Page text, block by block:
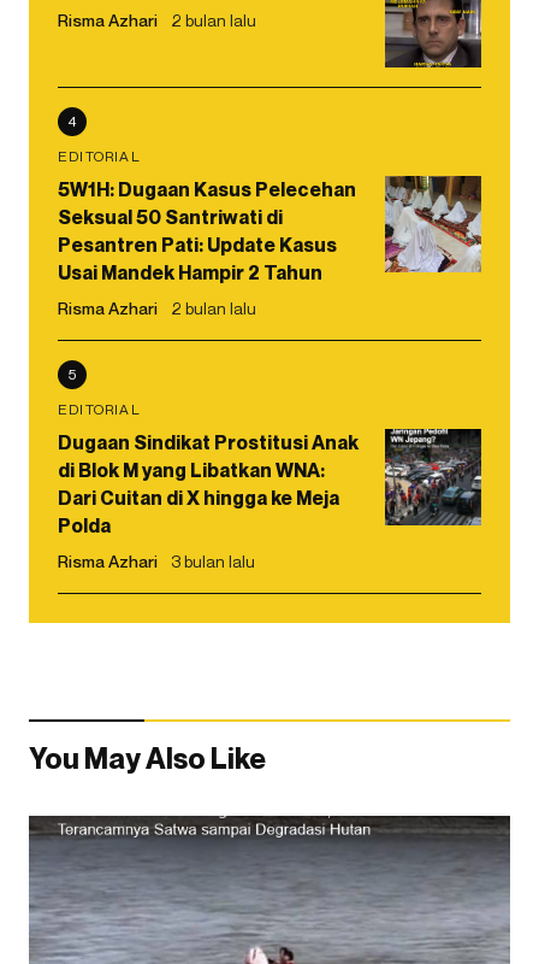
Risma Azhari 2 bulan lalu
4
EDITORIAL
5W1H: Dugaan Kasus Pelecehan
Seksual 50 Santriwati di
Pesantren Pati: Update Kasus
Usai Mandek Hampir 2 Tahun
Risma Azhari 2 bulan lalu
5
EDITORIAL
Dugaan Sindikat Prostitusi Anak
di Blok M yang Libatkan WNA:
Dari Cuitan di X hingga ke Meja
Polda
Risma Azhari 3 bulan lalu
You May Also Like